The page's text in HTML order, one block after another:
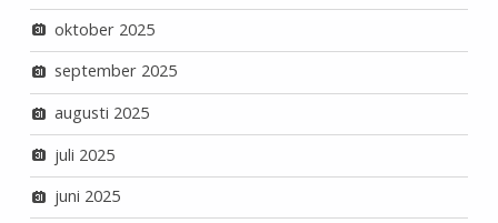
oktober 2025
september 2025
augusti 2025
juli 2025
juni 2025